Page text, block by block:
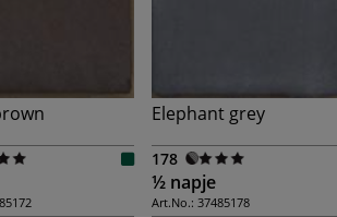
Elephant grey
178
½ napje
Art.No.: 37485178